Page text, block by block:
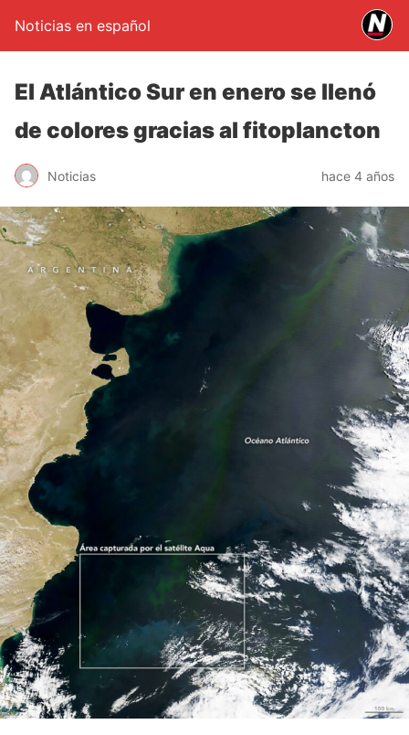
Noticias en español
El Atlántico Sur en enero se llenó
de colores gracias al fitoplancton
Noticias hace 4 años